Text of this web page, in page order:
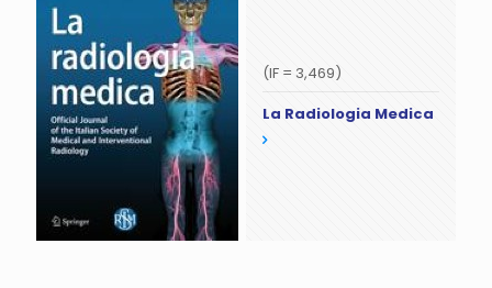
(IF = 3,469)
La Radiologia Medica